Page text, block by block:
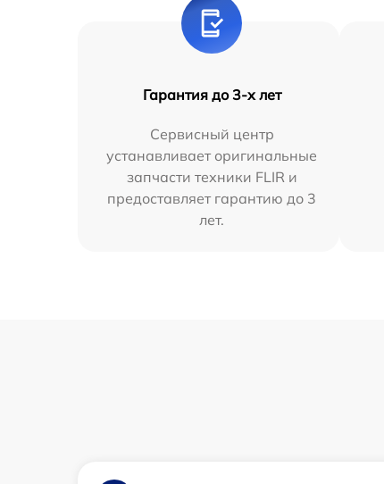
Гарантия до 3-х лет
Сервисный центр
устанавливает оригинальные
запчасти техники FLIR и
предоставляет гарантию до 3
лет.